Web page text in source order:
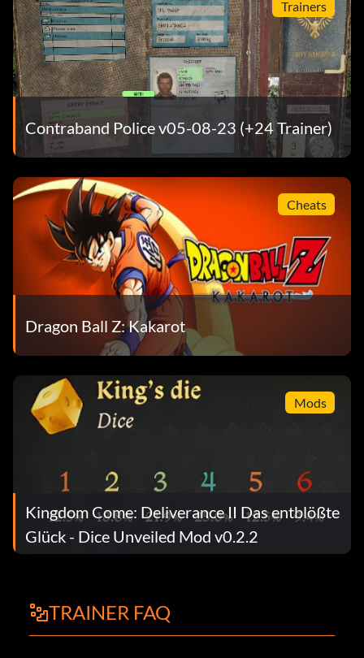
Trainers
Contraband Police v05-08-23 (+24 Trainer)
Cheats
Dragon Ball Z: Kakarot
Mods
Kingdom Come: Deliverance II Das entblößte
Glück - Dice Unveiled Mod v0.2.2
TRAINER FAQ